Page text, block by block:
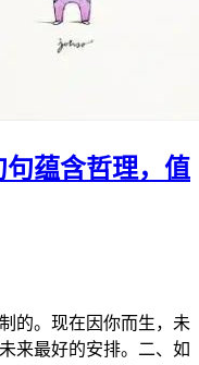
蕴含哲理，值
的。现在因你而生，未
来最好的安排。二、如